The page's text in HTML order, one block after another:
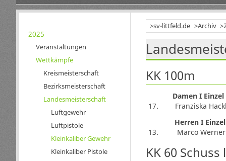
ÜBERSPRINGEN
sv-littfeld.de Archiv
KK 100m
Damen I Einzel
17.
Franziska
Herren I Einzel
13.
Marco Werner
KK 60
Navigation
überspringen
2025
Veranstaltungen
Wettkämpfe
Kreismeisterschaft
Bezirksmeisterschaft
Landesmeisterschaft
Luftgewehr
Luftpistole
Kleinkaliber Gewehr
Kleinkaliber Pistole